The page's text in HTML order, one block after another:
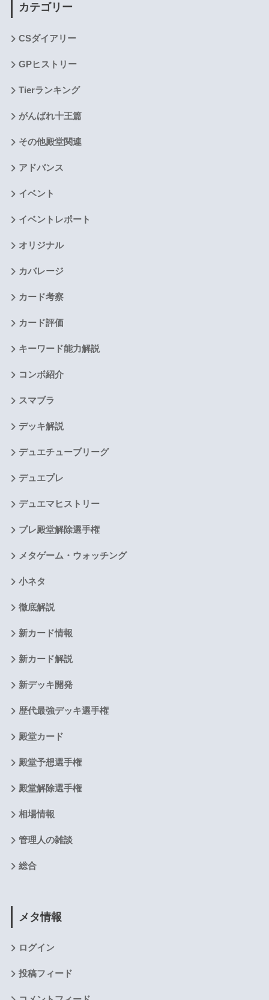
カテゴリー
CSダイアリー
GPヒストリー
Tierランキング
がんばれ十王篇
その他殿堂関連
アドバンス
イベント
イベントレポート
オリジナル
カバレージ
カード考察
カード評価
キーワード能力解説
コンボ紹介
スマブラ
デッキ解説
デュエチューブリーグ
デュエプレ
デュエマヒストリー
プレ殿堂解除選手権
メタゲーム・ウォッチング
小ネタ
徹底解説
新カード情報
新カード解説
新デッキ開発
歴代最強デッキ選手権
殿堂カード
殿堂予想選手権
殿堂解除選手権
相場情報
管理人の雑談
総合
メタ情報
ログイン
投稿フィード